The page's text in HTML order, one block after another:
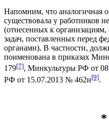
Напомним, что аналогичная
существовала у работников
(отнесенных к
задач, поставленных перед
органами). В частности,
поименована в приказах
179[7], Минкультуры РФ от
РФ от 15.07.2013 № 462н[9].
*